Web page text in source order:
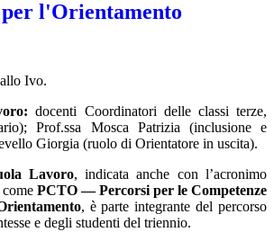
l'Orientamento
Ivo.
docenti Coordinatori delle classi terze,
Prof.ssa Mosca Patrizia (inclusione e
Giorgia (ruolo di Orientatore in uscita).
Lavoro, indicata anche con l’acronimo
PCTO — Percorsi per le Competenze
, è parte integrante del percorso
e degli studenti del triennio.